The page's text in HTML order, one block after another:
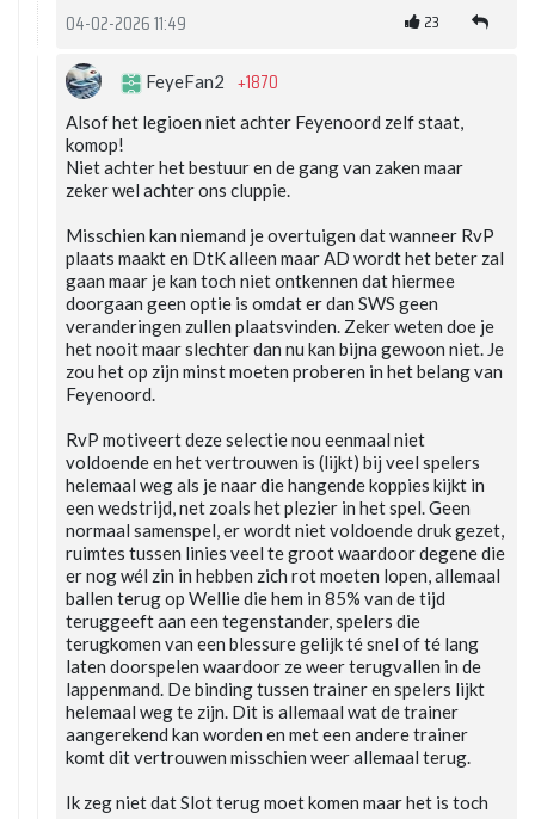
04-02-2026 11:49 23
FeyeFan2 +1870
Alsof het legioen niet achter Feyenoord zelf staat,
komop!
Niet achter het bestuur en de gang van zaken maar
zeker wel achter ons cluppie.
Misschien kan niemand je overtuigen dat wanneer RvP
plaats maakt en DtK alleen maar AD wordt het beter zal
gaan maar je kan toch niet ontkennen dat hiermee
doorgaan geen optie is omdat er dan SWS geen
veranderingen zullen plaatsvinden. Zeker weten doe je
het nooit maar slechter dan nu kan bijna gewoon niet. Je
zou het op zijn minst moeten proberen in het belang van
Feyenoord.
RvP motiveert deze selectie nou eenmaal niet
voldoende en het vertrouwen is (lijkt) bij veel spelers
helemaal weg als je naar die hangende koppies kijkt in
een wedstrijd, net zoals het plezier in het spel. Geen
normaal samenspel, er wordt niet voldoende druk gezet,
ruimtes tussen linies veel te groot waardoor degene die
er nog wél zin in hebben zich rot moeten lopen, allemaal
ballen terug op Wellie die hem in 85% van de tijd
teruggeeft aan een tegenstander, spelers die
terugkomen van een blessure gelijk té snel of té lang
laten doorspelen waardoor ze weer terugvallen in de
lappenmand. De binding tussen trainer en spelers lijkt
helemaal weg te zijn. Dit is allemaal wat de trainer
aangerekend kan worden en met een andere trainer
komt dit vertrouwen misschien weer allemaal terug.
Ik zeg niet dat Slot terug moet komen maar het is toch